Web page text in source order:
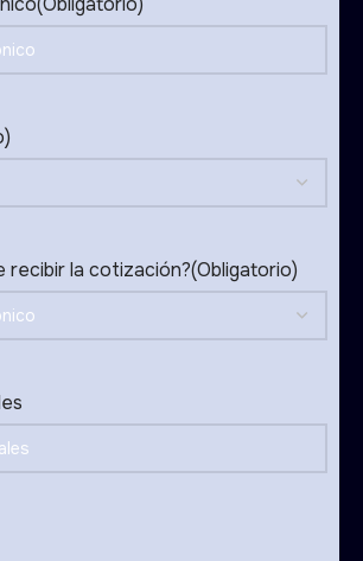
recibir la cotización?(Obligatorio)